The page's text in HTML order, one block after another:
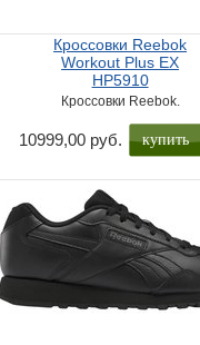
Кроссовки Reebok
Workout Plus EX
HP5910
Кроссовки Reebok.
10999,00 руб. купить